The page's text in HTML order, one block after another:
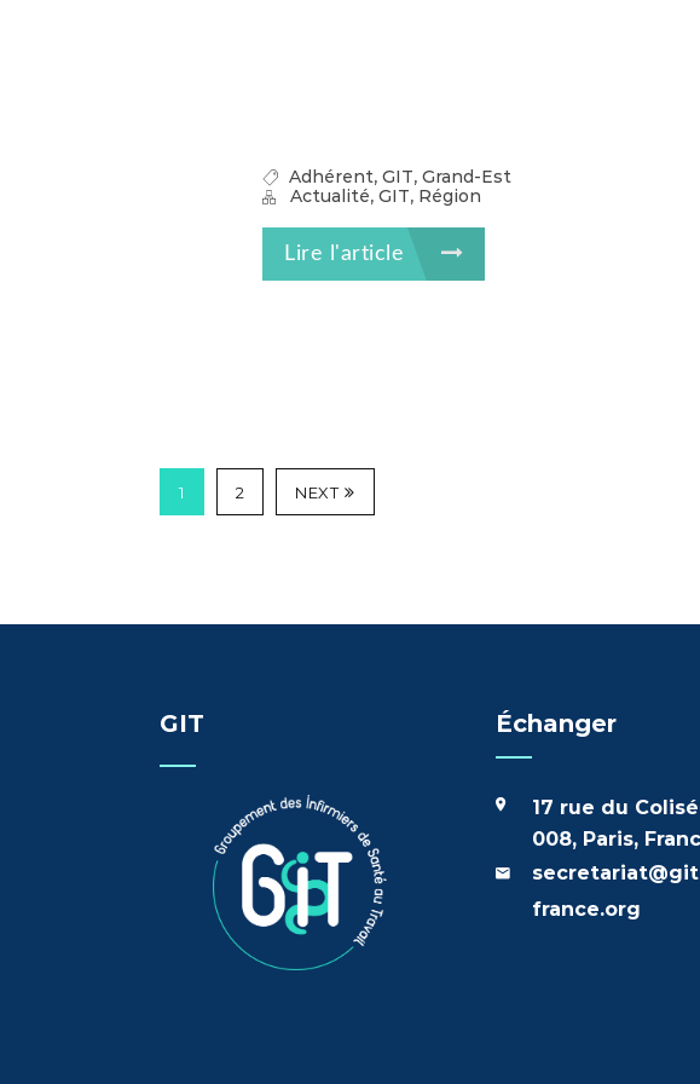
Adhérent, GIT, Grand-Est
Actualité, GIT, Région
Lire l'article
1 2 NEXT
GIT Échanger
17 rue du
008, Paris,
france.org